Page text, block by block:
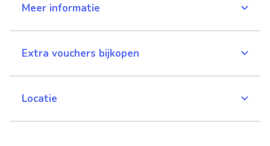
Meer informatie
Extra vouchers bijkopen
Locatie